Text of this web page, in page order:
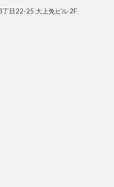
目22-25 大上免ビル 2F